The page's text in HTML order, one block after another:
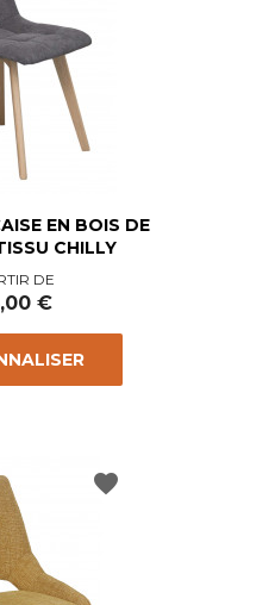
EN BOIS DE
CHILLY
PrixDE
€
favorite